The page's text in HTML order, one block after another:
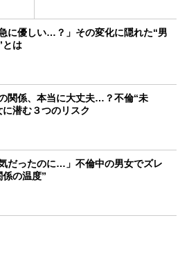
急に優しい…？」その変化に隠れた“男
とは
関係、本当に大丈夫…？不倫“未
に潜む３つのリスク
気だったのに…」不倫中の男女でズレ
の温度”